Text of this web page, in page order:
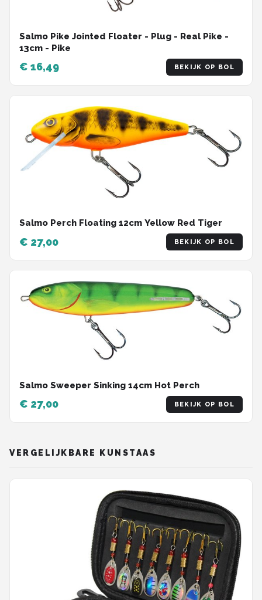
Salmo Pike Jointed Floater - Plug - Real Pike -
13cm - Pike
€ 16,49 BEKIJK OP BOL
Salmo Perch Floating 12cm Yellow Red Tiger
€ 27,00 BEKIJK OP BOL
Salmo Sweeper Sinking 14cm Hot Perch
€ 27,00 BEKIJK OP BOL
VERGELIJKBARE KUNSTAAS